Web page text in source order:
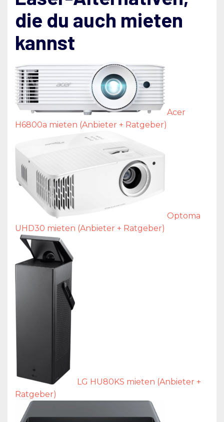
die du auch mieten
kannst
Acer
H6800a mieten (Anbieter + Ratgeber)
Optoma
UHD30 mieten (Anbieter + Ratgeber)
LG HU80KS mieten (Anbieter +
Ratgeber)